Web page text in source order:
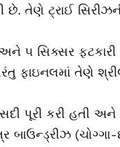
છે. તેણે ટ્રાઈ
અને ૫ સિક્સર
ફાઇનલમાં તેણે
પૂરી કરી હતી
બાઉન્ડ્રીઝ